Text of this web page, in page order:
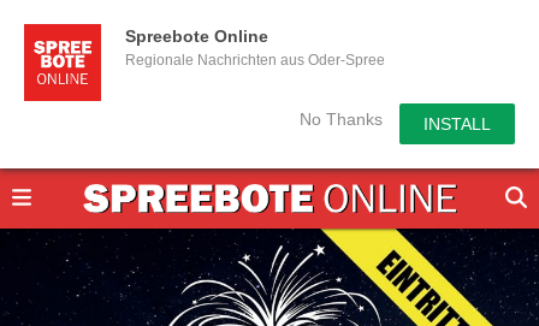
Spreebote Online
Regionale Nachrichten aus Oder-Spree
No Thanks INSTALL